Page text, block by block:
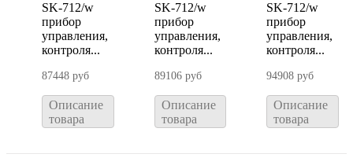
SK-712/w
прибор
управления,
контроля...
87448 руб
Описание
товара
SK-712/w
прибор
управления,
контроля...
89106 руб
Описание
товара
SK-712/w
прибор
управления,
контроля...
94908 руб
Описание
товара